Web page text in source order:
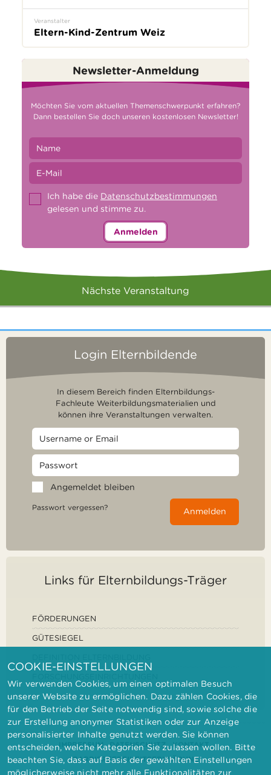
Veranstalter
Eltern-Kind-Zentrum Weiz
Newsletter-Anmeldung
Möchten Sie vom aktuellen Themenschwerpunkt erfahren?
Dann bestellen Sie doch unseren kostenlosen Newsletter!
Ich habe die Datenschutzbestimmungen
gelesen und stimme zu.
Anmelden
Nächste Veranstaltung
Login Elternbildende
In diesem Bereich finden Elternbildungs-
Fachleute Weiterbildungsmaterialien und
können ihre Veranstaltungen verwalten.
Angemeldet bleiben
Passwort vergessen? Anmelden
Links für Elternbildungs-Träger
FÖRDERUNGEN
GÜTESIEGEL
IMPRESSUM DATENSCHUTZ
KONTAKT
BARRIEREFREIHEITSERKLÄRUNG
COOKIE-EINSTELLUNGEN
Wir verwenden Cookies, um einen optimalen Besuch
unserer Website zu ermöglichen. Dazu zählen Cookies, die
für den Betrieb der Seite notwendig sind, sowie solche die
zur Erstellung anonymer Statistiken oder zur Anzeige
personalisierter Inhalte genutzt werden. Sie können
entscheiden, welche Kategorien Sie zulassen wollen. Bitte
beachten Sie, dass auf Basis der gewählten Einstellungen
möglicherweise nicht mehr alle Funktionalitäten zur